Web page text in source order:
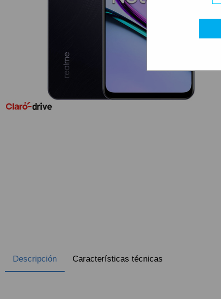
Descripción Características técnicas